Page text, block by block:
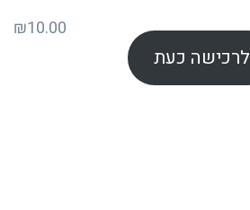
₪10.00
לרכישה כעת